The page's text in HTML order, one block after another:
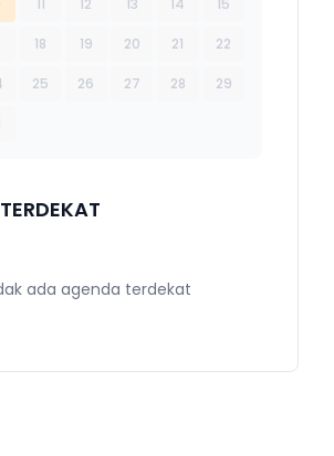
18 19 20 21 22
25 26 27 28 29
ada agenda terdekat